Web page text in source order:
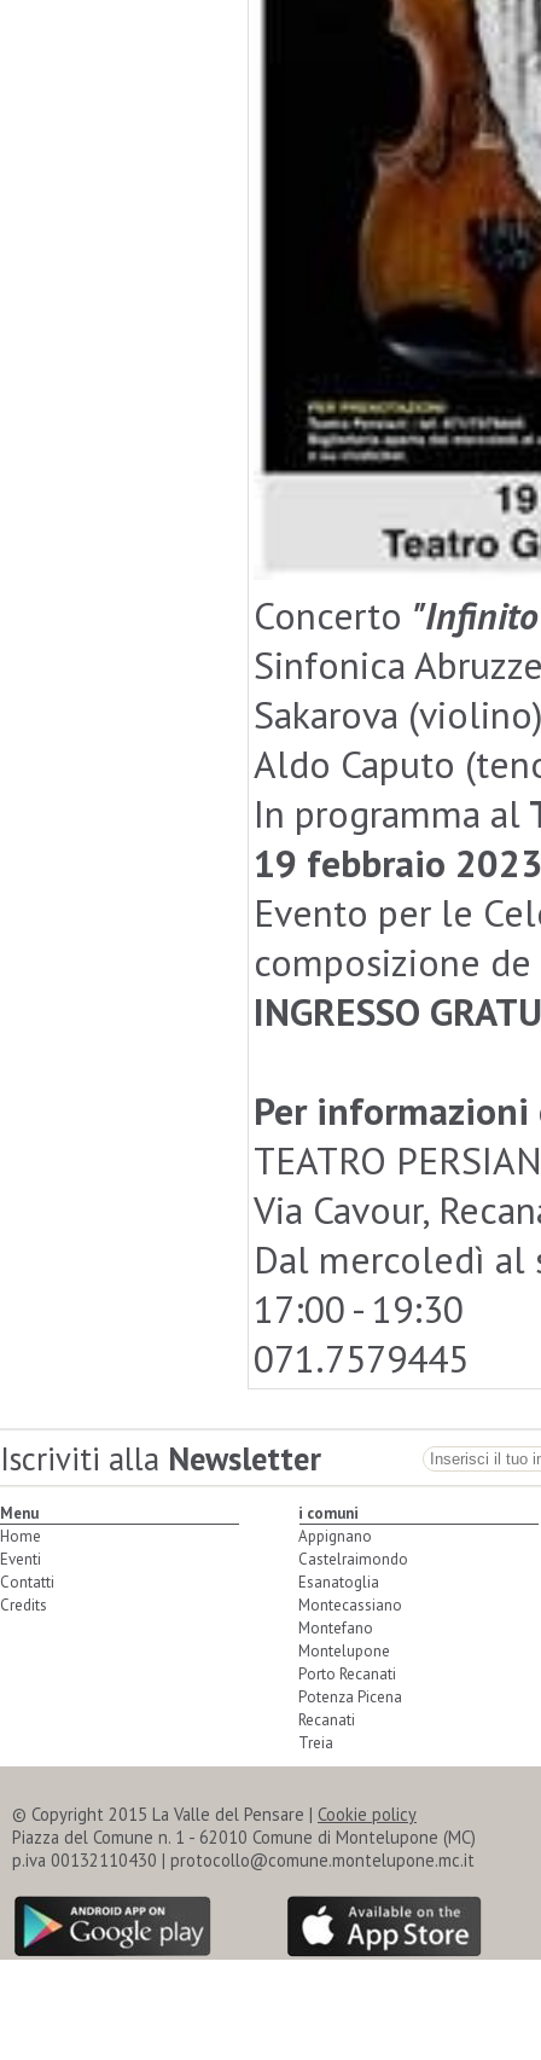
Concerto "Infinito
Sinfonica
Sakarova
Aldo Caputo
In programma al
19 febbraio
Evento per le
composizione
INGRESSO
Per
TEATRO
Via Cavour,
Dal mercoledì al
17:00 - 19:30
071.7579445
Iscriviti alla Newsletter
Menu
Home
Eventi
Contatti
Credits
i comuni
Appignano
Castelraimondo
Esanatoglia
Montecassiano
Montefano
Montelupone
Porto Recanati
Potenza Picena
Recanati
Treia
© Copyright 2015 La Valle del Pensare | Cookie policy
Piazza del Comune n. 1 - 62010 Comune di Montelupone (MC)
p.iva 00132110430 | protocollo@comune.montelupone.mc.it